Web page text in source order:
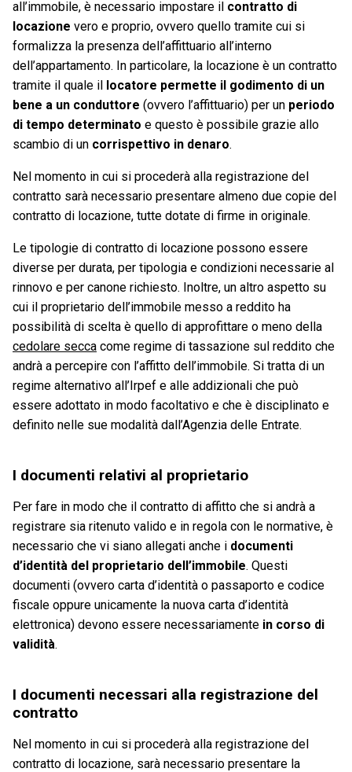
all’immobile, è necessario impostare il contratto di
locazione vero e proprio, ovvero quello tramite cui si
formalizza la presenza dell’affittuario all’interno
dell’appartamento. In particolare, la locazione è un contratto
tramite il quale il
locatore permette il godimento di un
bene a un conduttore (ovvero l’affittuario) per un periodo
di tempo determinato e questo è possibile grazie allo
scambio di un corrispettivo in denaro.
Nel momento in cui si procederà alla registrazione del
contratto sarà necessario presentare almeno due copie del
contratto di locazione, tutte dotate di firme in originale.
Le tipologie di contratto di locazione possono essere
diverse per durata, per tipologia e condizioni necessarie al
rinnovo e per canone richiesto. Inoltre, un altro aspetto su
cui il proprietario dell’immobile messo a reddito ha
possibilità di scelta è quello di approfittare o meno della
cedolare secca come regime di tassazione sul reddito che
andrà a percepire con l’affitto dell’immobile. Si tratta di un
regime alternativo all’Irpef e alle addizionali che può
essere adottato in modo facoltativo e che è disciplinato e
definito nelle sue modalità dall’Agenzia delle Entrate.
I documenti relativi al proprietario
Per fare in modo che il contratto di affitto che si andrà a
registrare sia ritenuto valido e in regola con le normative, è
necessario che vi siano allegati anche i documenti
d’identità del proprietario dell’immobile. Questi
documenti (ovvero carta d’identità o passaporto e codice
fiscale oppure unicamente la nuova carta d’identità
elettronica) devono essere necessariamente in corso di
validità.
I documenti necessari alla registrazione del
contratto
Nel momento in cui si procederà alla registrazione del
contratto di locazione, sarà necessario presentare la